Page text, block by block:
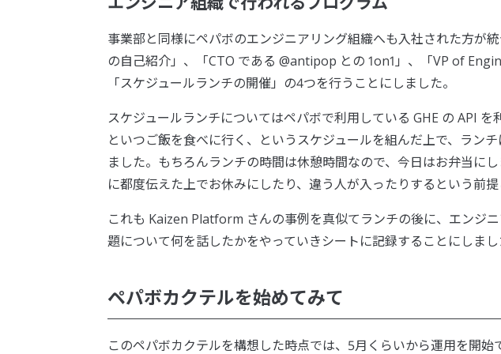
事業部と同様にペパボのエンジニアリング組織へも入社された方が
の自己紹介」、「CTO である @antipop との 1on1」、「VP of
「スケジュールランチの開催」の4つを行うことにしました。
スケジュールランチについてはペパボで利用している GHE の API
といつご飯を食べに行く、というスケジュールを組んだ上で、ラン
ました。もちろんランチの時間は休憩時間なので、今日はお弁当に
に都度伝えた上でお休みにしたり、違う人が入ったりするという前提
これも Kaizen Platform さんの事例を真似てランチの後に、エンジ
題について何を話したかをやっていきシートに記録することにしまし
ペパボカクテルを始めてみて
このペパボカクテルを構想した時点では、5月くらいから運用を開